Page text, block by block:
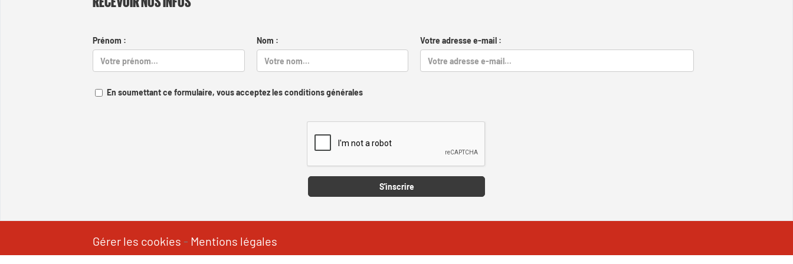
Prénom : Nom : Votre adresse e-mail :
En soumettant ce formulaire, vous acceptez les conditions générales
S'inscrire
Gérer les cookies - Mentions légales